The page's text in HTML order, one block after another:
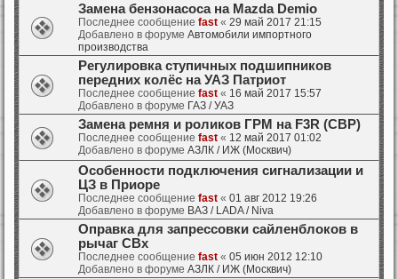
Замена бензонасоса на Mazda Demio
Последнее сообщение fast « 29 май 2017 21:15
Добавлено в форуме Автомобили импортного
производства
Регулировка ступичных подшипников
передних колёс на УАЗ Патриот
Последнее сообщение fast « 16 май 2017 15:57
Добавлено в форуме ГАЗ / УАЗ
Замена ремня и роликов ГРМ на F3R (СВР)
Последнее сообщение fast « 12 май 2017 01:02
Добавлено в форуме АЗЛК / ИЖ (Москвич)
Особенности подключения сигнализации и
ЦЗ в Приоре
Последнее сообщение fast « 01 авг 2012 19:26
Добавлено в форуме ВАЗ / LADA / Niva
Оправка для запрессовки сайленблоков в
рычаг СВх
Последнее сообщение fast « 05 июн 2012 12:10
Добавлено в форуме АЗЛК / ИЖ (Москвич)